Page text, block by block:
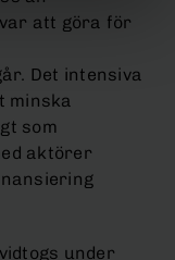
att göra för
Det intensiva
minska
som
aktörer
under